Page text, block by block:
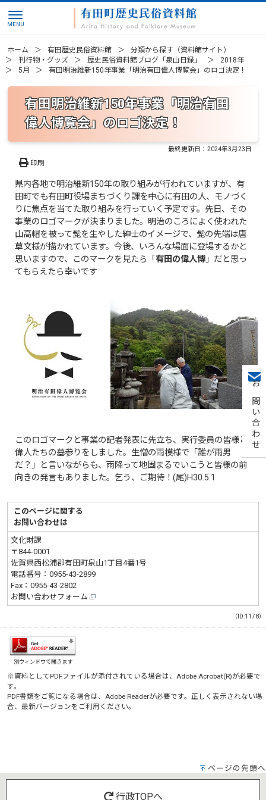
お問い合わせ
ホーム 有田歴史民俗資料館
分類から探す（資料館サイト）
刊行物・グッズ
歴史民俗資料館ブログ「泉山日録」
2018年
5月
有田明治維新150年事業「明治有田偉人博覧会」のロゴ決定！
有田明治維新150年事業「明治有田
偉人博覧会」のロゴ決定！
最終更新日：2024年3月23日
印刷
県内各地で明治維新150年の取り組みが行われていますが、有
田町でも有田町役場まちづくり課を中心に有田の人、モノづく
りに焦点を当てた取り組みを行っていく予定です。先日、その
事業のロゴマークが決まりました。明治のころによく使われた
山高帽を被って髭を生やした紳士のイメージで、髭の先端は唐
草文様が描かれています。今後、いろんな場面に登場するかと
思いますので、このマークを見たら「有田の偉人博 」だと思っ
てもらえたら幸いです
このロゴマークと事業の記者発表に先立ち、実行委員の皆様と
偉人たちの墓参りをしました。生憎の雨模様で「誰が雨男
だ？」と言いながらも、雨降って地固まるでいこうと皆様の前
向きの発言もありました。乞う、ご期待！(尾)H30.5.1
このページに関する
お問い合わせは
文化財課
〒844-0001
佐賀県西松浦郡有田町泉山1丁目4番1号
電話番号：0955-43-2899
Fax：0955-43-2802
お問い合わせフォーム
（ID:1178）
別ウィンドウで開きます
※資料としてPDFファイルが添付されている場合は、Adobe Acrobat(R)が必要で
す。
PDF書類をご覧になる場合は、Adobe Readerが必要です。正しく表示されない場
合、最新バージョンをご利用ください。
ページの先頭へ
行政TOPへ